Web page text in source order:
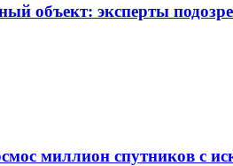
объект: эксперты
миллион спутников с